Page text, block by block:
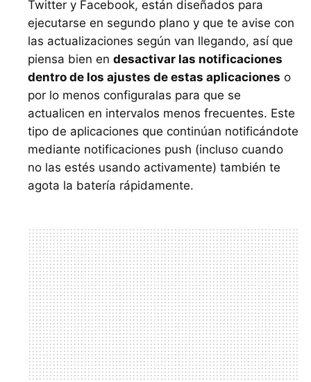
Twitter y Facebook, están diseñados para
ejecutarse en segundo plano y que te avise con
las actualizaciones según van llegando, así que
piensa bien en desactivar las notificaciones
dentro de los ajustes de estas aplicaciones o
por lo menos configuralas para que se
actualicen en intervalos menos frecuentes. Este
tipo de aplicaciones que continúan notificándote
mediante notificaciones push (incluso cuando
no las estés usando activamente) también te
agota la batería rápidamente.